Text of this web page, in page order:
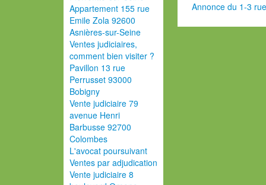
Appartement 155 rue
Emile Zola 92600
Asnières-sur-Seine
Ventes judiciaires,
comment bien visiter ?
Pavillon 13 rue
Perrusset 93000
Bobigny
Vente judiciaire 79
avenue Henri
Barbusse 92700
Colombes
L'avocat poursuivant
Ventes par adjudication
Vente judiciaire 8
Annonce du 1-3